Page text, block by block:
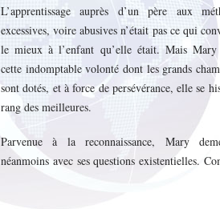
L’apprentissage auprès d’un père aux
excessives, voire abusives n’était pas ce qui
le mieux à l’enfant qu’elle était. Mais
cette indomptable volonté dont les grands
sont dotés, et à force de persévérance, elle se
rang des meilleures.
Parvenue à la reconnaissance, Mary
néanmoins avec ses questions existentielles.